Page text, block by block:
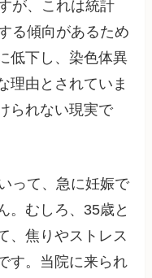
が、これは統計
る傾向があるため
低下し、染色体異
理由とされていま
られない現実で
って、急に妊娠で
。むしろ、35歳と
、焦りやストレス
す。当院に来られ